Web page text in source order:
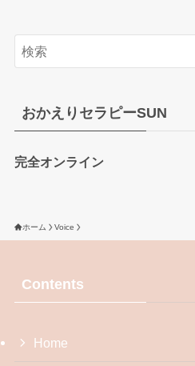
おかえりセラピーSUN
完全オンライン
ホーム Voice
Contents
Home